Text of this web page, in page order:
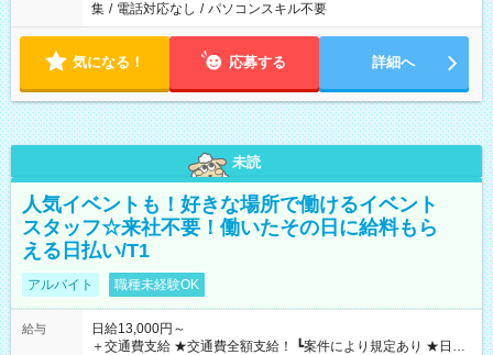
集 / 電話対応なし / パソコンスキル不要
気になる！ 応募する 詳細へ
未読
人気イベントも！好きな場所で働けるイベント
スタッフ☆来社不要！働いたその日に給料もら
える日払い/T1
アルバイト 職種未経験OK
給与
日給13,000円～
＋交通費支給 ★交通費全額支給！ ┗案件により規定あり ★日払